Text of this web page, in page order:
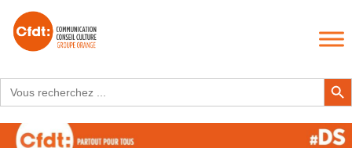
for:
Search